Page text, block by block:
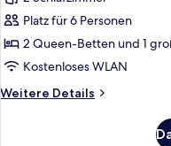
Apartment,
2 Schlafzimmer,
Terrasse,
anzeigen
Platz für 6 Personen
2 Queen-Betten und 1
Kostenloses WLAN
Weitere Details
Weitere